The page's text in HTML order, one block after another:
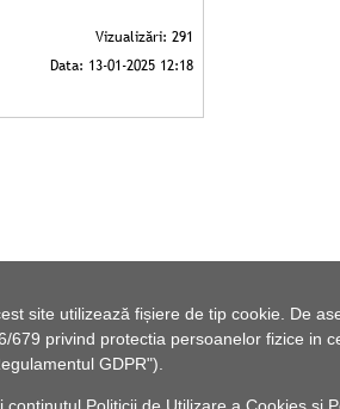
site utilizează fișiere de tip cookie. De
privind protectia persoanelor fizice
GDPR").